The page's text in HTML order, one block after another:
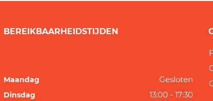
BEREIKBAARHEIDSTIJDEN
Maandag Gesloten
Dinsdag 13:00 - 17:30